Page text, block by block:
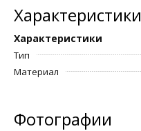
Характеристики
Характеристики
Тип
Материал
Фотографии